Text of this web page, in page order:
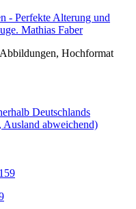
- Perfekte Alterung und
Mathias Faber
Hochformat
Deutschlands
Ausland abweichend)